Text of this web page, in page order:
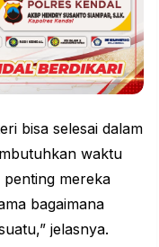
bisa selesai dalam
waktu
penting mereka
bagaimana
jelasnya.